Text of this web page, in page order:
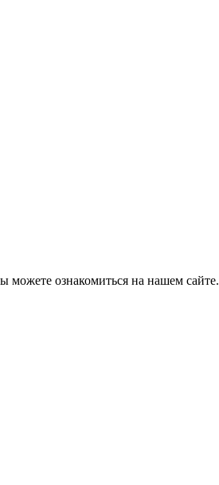
можете ознакомиться на нашем сайте.